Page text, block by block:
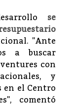
se
"Ante
a buscar
con
y
el Centro
comentó